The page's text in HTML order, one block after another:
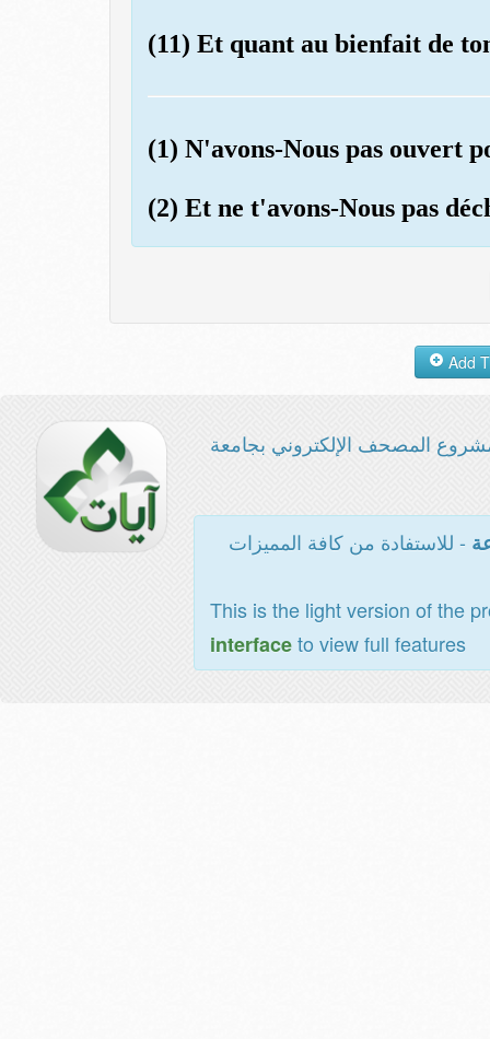
(11) Et quant au bienfait de
(1) N'avons-Nous pas ouvert
(2) Et ne t'avons-Nous pas
المصحف الإلكتروني بجامعة
- للاستفادة من كافة المميزات
This is the light version of the
interfaceto view full features